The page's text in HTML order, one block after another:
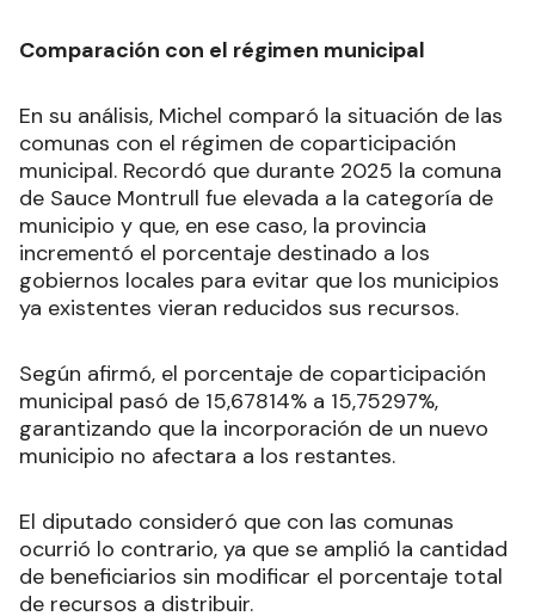
Comparación con el régimen municipal
En su análisis, Michel comparó la situación de las
comunas con el régimen de coparticipación
municipal. Recordó que durante 2025 la comuna
de Sauce Montrull fue elevada a la categoría de
municipio y que, en ese caso, la provincia
incrementó el porcentaje destinado a los
gobiernos locales para evitar que los municipios
ya existentes vieran reducidos sus recursos.
Según afirmó, el porcentaje de coparticipación
municipal pasó de 15,67814% a 15,75297%,
garantizando que la incorporación de un nuevo
municipio no afectara a los restantes.
El diputado consideró que con las comunas
ocurrió lo contrario, ya que se amplió la cantidad
de beneficiarios sin modificar el porcentaje total
de recursos a distribuir.